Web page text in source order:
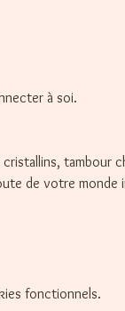
à soi.
tambour
de votre monde
fonctionnels.